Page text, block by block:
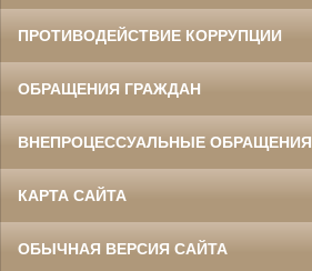
ПРОТИВОДЕЙСТВИЕ КОРРУПЦИИ
ОБРАЩЕНИЯ ГРАЖДАН
ВНЕПРОЦЕССУАЛЬНЫЕ ОБРАЩЕНИЯ
КАРТА САЙТА
ОБЫЧНАЯ ВЕРСИЯ САЙТА